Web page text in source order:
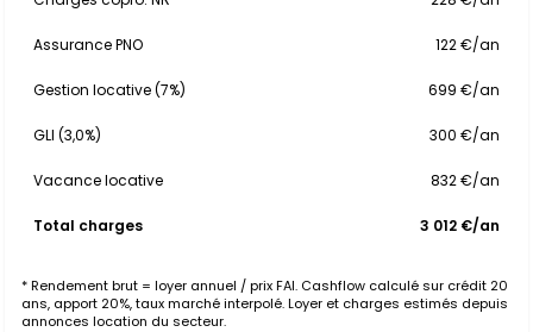
Assurance PNO 122 €/an
Gestion locative (7%) 699 €/an
GLI (3,0%) 300 €/an
Vacance locative 832 €/an
Total charges 3 012 €/an
* Rendement brut = loyer annuel / prix FAI. Cashflow calculé sur crédit 20
ans, apport 20%, taux marché interpolé. Loyer et charges estimés depuis
annonces location du secteur.